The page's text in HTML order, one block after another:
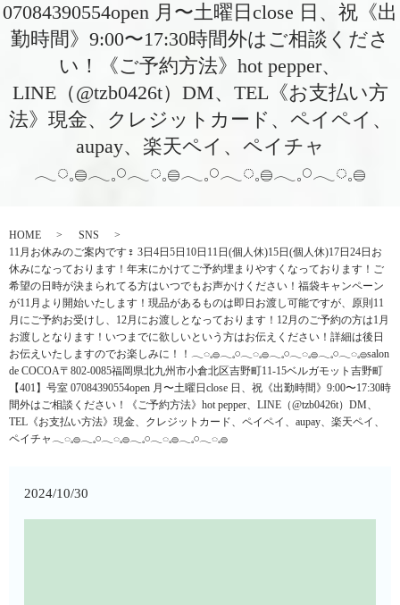
07084390554open 月〜土曜日close 日、祝《出
勤時間》9:00〜17:30時間外はご相談くださ
い！《ご予約方法》hot pepper、
LINE（@tzb0426t）DM、TEL《お支払い方
法》現金、クレジットカード、ペイペイ、
aupay、楽天ペイ、ペイチャ
𓂃◌𓈒𓐍𓂃𓈒𓏸𓂃◌𓈒𓐍𓂃𓈒𓏸𓂃◌𓈒𓐍𓂃𓈒𓏸𓂃◌𓈒𓐍
HOME
SNS
11月お休みのご案内です‍♀️ 3日4日5日10日11日(個人休)15日(個人休)17日24日お
休みになっております！年末にかけてご予約埋まりやすくなっております！ご
希望の日時が決まられてる方はいつでもお声かけください！福袋キャンペーン
が11月より開始いたします！現品があるものは即日お渡し可能ですが、原則11
月にご予約お受けし、12月にお渡しとなっております！12月のご予約の方は1月
お渡しとなります！いつまでに欲しいという方はお伝えください！詳細は後日
お伝えいたしますのでお楽しみに！！𓂃◌𓈒𓐍𓂃𓈒𓏸𓂃◌𓈒𓐍𓂃𓈒𓏸𓂃◌𓈒𓐍𓂃𓈒𓏸𓂃◌𓈒𓐍salon
de COCOA〒802-0085福岡県北九州市小倉北区吉野町11-15ベルガモット吉野町
【401】号室︎ 07084390554open 月〜土曜日close 日、祝《出勤時間》9:00〜17:30時
間外はご相談ください！《ご予約方法》hot pepper、LINE（@tzb0426t）DM、
TEL《お支払い方法》現金、クレジットカード、ペイペイ、aupay、楽天ペイ、
ペイチャ𓂃◌𓈒𓐍𓂃𓈒𓏸𓂃◌𓈒𓐍𓂃𓈒𓏸𓂃◌𓈒𓐍𓂃𓈒𓏸𓂃◌𓈒𓐍
2024/10/30